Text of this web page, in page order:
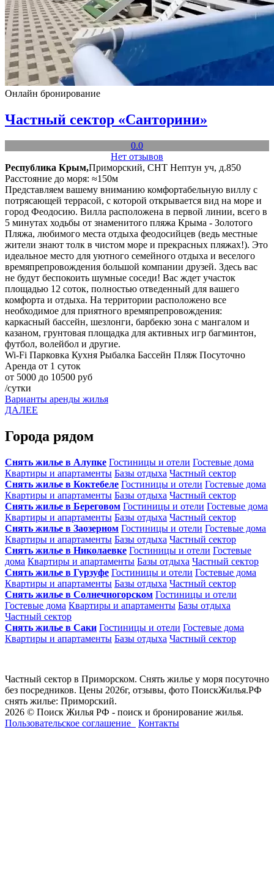
Онлайн бронирование
Частный сектор «Санторини»
0.0
Нет отзывов
Республика Крым,Приморский, СНТ Нептун уч, д.850
Расстояние до моря: ≈150м
Представляем вашему вниманию комфортабельную виллу с
потрясающей террасой, с которой открывается вид на море и
город Феодосию. Вилла расположена в первой линии, всего в
5 минутах ходьбы от знаменитого пляжа Крыма - Золотого
Пляжа, любимого места отдыха феодосийцев (ведь местные
жители знают толк в чистом море и прекрасных пляжах!). Это
идеальное место для уютного семейного отдыха и веселого
времяпрепровождения большой компании друзей. Здесь вас
не будут беспокоить шумные соседи! Вас ждет участок
площадью 12 соток, полностью отведенный для вашего
комфорта и отдыха. На территории расположено все
необходимое для приятного времяпрепровождения:
каркасный бассейн, шезлонги, барбекю зона с мангалом и
казаном, грунтовая площадка для активных игр багминтон,
футбол, волейбол и другие.
Wi-Fi Парковка Кухня Рыбалка Бассейн Пляж Посуточно
Аренда от 1 суток
от 5000 до 10500 руб
/сутки
Варианты аренды жилья
ДАЛЕЕ
Города рядом
Снять жилье в Алупке Гостиницы и отели Гостевые дома
Квартиры и апартаменты Базы отдыха Частный сектор
Снять жилье в Коктебеле Гостиницы и отели Гостевые дома
Квартиры и апартаменты Базы отдыха Частный сектор
Снять жилье в Береговом Гостиницы и отели Гостевые дома
Квартиры и апартаменты Базы отдыха Частный сектор
Снять жилье в Заозерном Гостиницы и отели Гостевые дома
Квартиры и апартаменты Базы отдыха Частный сектор
Снять жилье в Николаевке Гостиницы и отели Гостевые
дома Квартиры и апартаменты Базы отдыха Частный сектор
Снять жилье в Гурзуфе Гостиницы и отели Гостевые дома
Квартиры и апартаменты Базы отдыха Частный сектор
Снять жилье в Солнечногорском Гостиницы и отели
Гостевые дома Квартиры и апартаменты Базы отдыха
Частный сектор
Снять жилье в Саки Гостиницы и отели Гостевые дома
Квартиры и апартаменты Базы отдыха Частный сектор
Частный сектор в Приморском. Снять жилье у моря посуточно
без посредников. Цены 2026г, отзывы, фото ПоискЖилья.РФ
снять жилье: Приморский.
2026 © Поиск Жилья РФ - поиск и бронирование жилья.
Пользовательское соглашение
Контакты